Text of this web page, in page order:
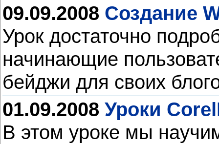
09.09.2008 Создание
Урок достаточно
начинающие
бейджи для своих
01.09.2008 Уроки
В этом уроке мы